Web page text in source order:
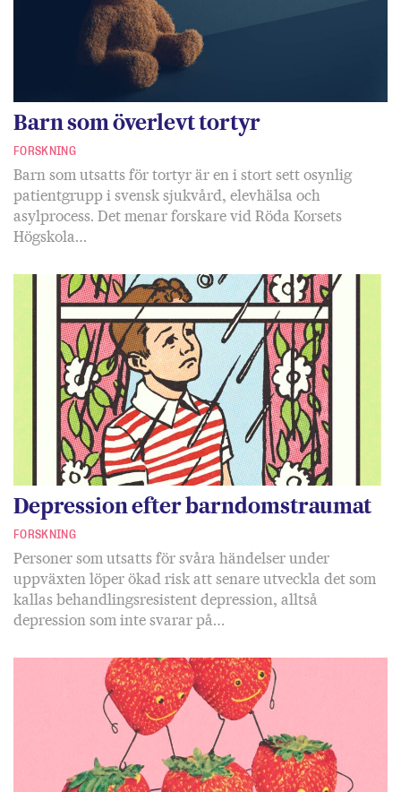
Barn som överlevt tortyr
FORSKNING
Barn som utsatts för tortyr är en i stort sett osynlig
patientgrupp i svensk sjukvård, elevhälsa och
asylprocess. Det menar forskare vid Röda Korsets
Högskola…
Depression efter barndomstraumat
FORSKNING
Personer som utsatts för svåra händelser under
uppväxten löper ökad risk att senare utveckla det som
kallas behandlingsresistent depression, alltså
depression som inte svarar på…